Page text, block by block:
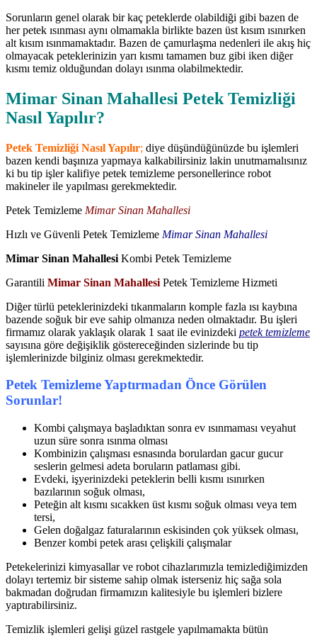
Sorunların genel olarak bir kaç peteklerde olabildiği gibi bazen de
her petek ısınması aynı olmamakla birlikte bazen üst kısım ısınırken
alt kısım ısınmamaktadır. Bazen de çamurlaşma nedenleri ile akış hiç
olmayacak peteklerinizin yarı kısmı tamamen buz gibi iken diğer
kısmı temiz olduğundan dolayı ısınma olabilmektedir.
Mimar Sinan Mahallesi Petek Temizliği
Nasıl Yapılır?
Petek Temizliği Nasıl Yapılır; diye düşündüğünüzde bu işlemleri
bazen kendi başınıza yapmaya kalkabilirsiniz lakin unutmamalısınız
ki bu tip işler kalifiye petek temizleme personellerince robot
makineler ile yapılması gerekmektedir.
Petek Temizleme Mimar Sinan Mahallesi
Hızlı ve Güvenli Petek Temizleme Mimar Sinan Mahallesi
Mimar Sinan Mahallesi Kombi Petek Temizleme
Garantili Mimar Sinan Mahallesi Petek Temizleme Hizmeti
Diğer türlü peteklerinizdeki tıkanmaların komple fazla ısı kaybına
bazende soğuk bir eve sahip olmanıza neden olmaktadır. Bu işleri
firmamız olarak yaklaşık olarak 1 saat ile evinizdeki petek temizleme
sayısına göre değişiklik göstereceğinden sizlerinde bu tip
işlemlerinizde bilginiz olması gerekmektedir.
Petek Temizleme Yaptırmadan Önce Görülen
Sorunlar!
Kombi çalışmaya başladıktan sonra ev ısınmaması veyahut
uzun süre sonra ısınma olması
Kombinizin çalışması esnasında borulardan gacur gucur
seslerin gelmesi adeta boruların patlaması gibi.
Evdeki, işyerinizdeki peteklerin belli kısmı ısınırken
bazılarının soğuk olması,
Peteğin alt kısmı sıcakken üst kısmı soğuk olması veya tem
tersi,
Gelen doğalgaz faturalarının eskisinden çok yüksek olması,
Benzer kombi petek arası çelişkili çalışmalar
Petekelerinizi kimyasallar ve robot cihazlarımızla temizlediğimizden
dolayı tertemiz bir sisteme sahip olmak isterseniz hiç sağa sola
bakmadan doğrudan firmamızın kalitesiyle bu işlemleri bizlere
yaptırabilirsiniz.
Temizlik işlemleri gelişi güzel rastgele yapılmamakta bütün